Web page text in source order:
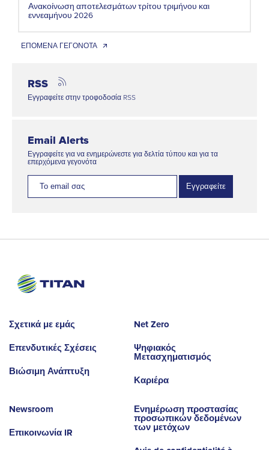
Ανακοίνωση αποτελεσμάτων τρίτου τριμήνου και
εννεαμήνου 2026
ΕΠΟΜΕΝΑ ΓΕΓΟΝΟΤΑ 🡭
RSS
Εγγραφείτε στην τροφοδοσία RSS
Email Alerts
Εγγραφείτε για να ενημερώνεστε για δελτία τύπου και για τα
επερχόμενα γεγονότα
Εγγραφείτε
Σχετικά με εμάς
Επενδυτικές Σχέσεις
Βιώσιμη Ανάπτυξη
Net Zero
Ψηφιακός
Μετασχηματισμός
Καριέρα
Newsroom
Επικοινωνία IR
Ενημέρωση προστασίας
προσωπικών δεδομένων
των μετόχων